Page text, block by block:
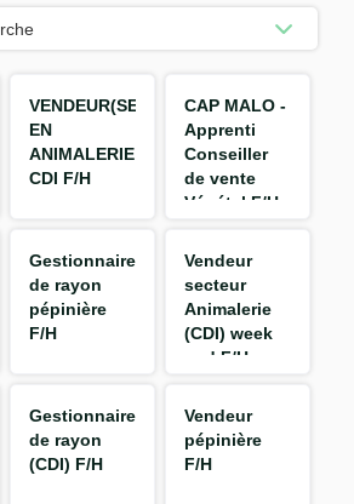
VENDEUR(SE)
EN
ANIMALERIE
CDI F/H
CAP MALO -
Apprenti
Conseiller
de vente
Végétal F/H
Gestionnaire
de rayon
pépinière
F/H
Vendeur
secteur
Animalerie
(CDI) week
end F/H
Gestionnaire
de rayon
(CDI) F/H
Vendeur
pépinière
F/H